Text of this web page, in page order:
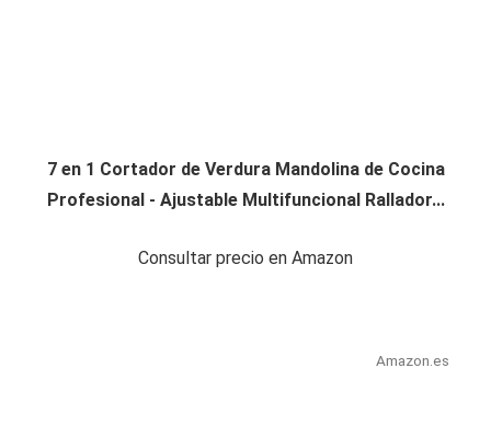
7 en 1 Cortador de Verdura Mandolina de Cocina
Profesional - Ajustable Multifuncional Rallador...
Consultar precio en Amazon
Amazon.es